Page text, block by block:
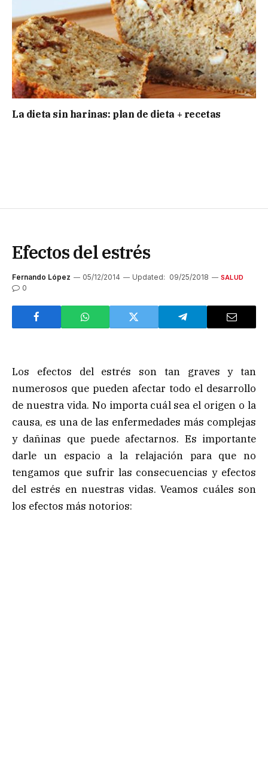
La dieta sin harinas: plan de dieta + recetas
Efectos del estrés
Fernando López 05/12/2014 Updated: 09/25/2018 SALUD
0
Los efectos del estrés son tan graves y tan
numerosos que pueden afectar todo el desarrollo
de nuestra vida. No importa cuál sea el origen o la
causa, es una de las enfermedades más complejas
y dañinas que puede afectarnos. Es importante
darle un espacio a la relajación para que no
tengamos que sufrir las consecuencias y efectos
del estrés en nuestras vidas. Veamos cuáles son
los efectos más notorios: